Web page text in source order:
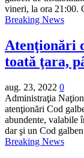
vineri, la ora
Breaking News
Atenţionări
toată ţara,
aug. 23, 2022 0
Administraţia
atenţionări Cod
abundente, valabile
dar şi un Cod
Breaking News